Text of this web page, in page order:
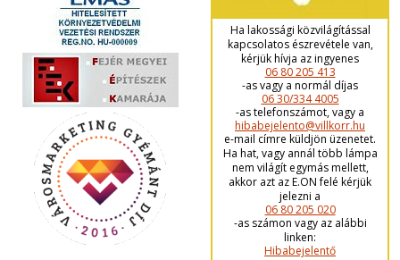
Ha lakossági közvilágítással
kapcsolatos észrevétele van,
kérjük hívja az ingyenes
06 80 205 413
-as vagy a normál díjas
06 30/334 4005
-as telefonszámot, vagy a
hibabejelento@villkorr.hu
e-mail címre küldjön üzenetet.
Ha hat, vagy annál több lámpa
nem világít egymás mellett,
akkor azt az E.ON felé kérjük
jelezni a
06 80 205 020
-as számon vagy az alábbi
linken:
Hibabejelentő